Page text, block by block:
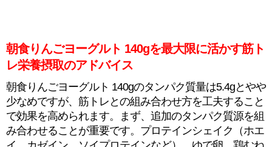
朝食りんごヨーグルト 140gを最大限に活かす筋ト
レ栄養摂取のアドバイス
朝食りんごヨーグルト 140gのタンパク質量は5.4gとやや
少なめですが、筋トレとの組み合わせ方を工夫すること
で効果を高められます。まず、追加のタンパク質源を組
み合わせることが重要です。プロテインシェイク（ホエ